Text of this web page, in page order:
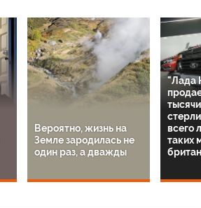
Вероятно, жизнь на
Земле зародилась не
один раз, а дважды
"Лада
всего
таких